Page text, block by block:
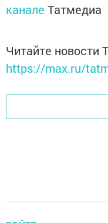
канале Татмедиа
Читайте новости
https://max.ru/